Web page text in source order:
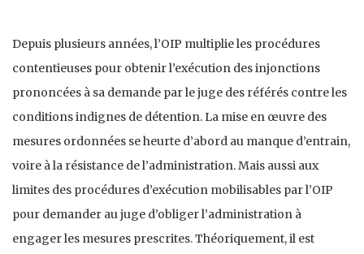
Depuis plusieurs années, l’OIP multiplie les procédures
contentieuses pour obtenir l’exécution des injonctions
prononcées à sa demande par le juge des référés contre les
conditions indignes de détention. La mise en œuvre des
mesures ordonnées se heurte d’abord au manque d’entrain,
voire à la résistance de l’administration. Mais aussi aux
limites des procédures d’exécution mobilisables par l’OIP
pour demander au juge d’obliger l’administration à
engager les mesures prescrites. Théoriquement, il est